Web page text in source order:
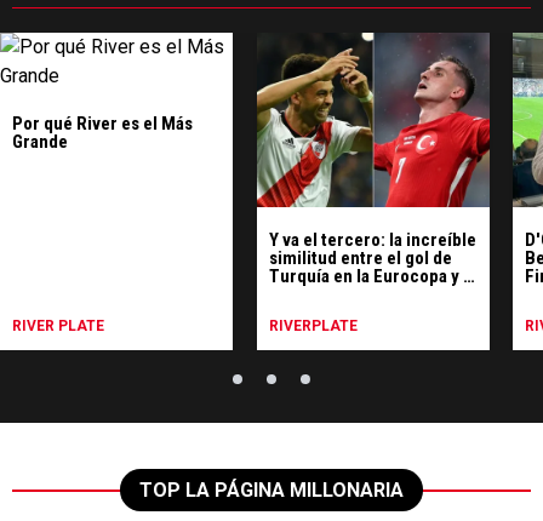
Por qué River es el Más
Grande
RIVER PLATE
Y va el tercero: la increíble
similitud entre el gol de
Turquía en la Eurocopa y el
RIVERPLATE
TOP LA PÁGINA MILLONARIA